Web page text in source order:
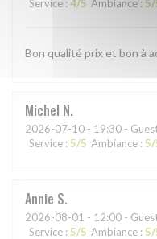
Service : 4/5 Ambiance : 5/
Bon qualité prix et bon à
Michel N
2026-07-10 - 19:30 -
Service : 5/5 Ambiance : 5/
Annie S
2026-08-01 - 12:00 -
Service : 5/5 Ambiance : 5/